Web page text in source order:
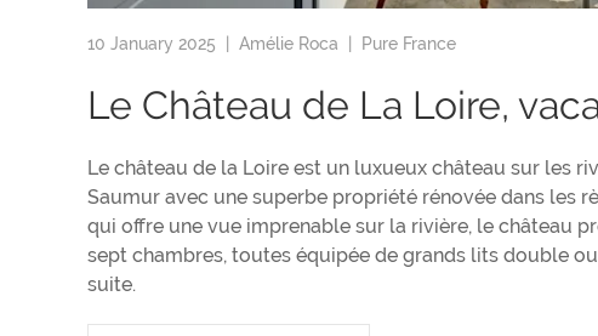
10 January 2025 | Amélie Roca Pure France
Le Château de La Loire,
Le château de la Loire est un luxueux château sur les
Saumur avec une superbe propriété rénovée dans les
qui offre une vue imprenable sur la rivière, le château
sept chambres, toutes équipée de grands lits double
suite.